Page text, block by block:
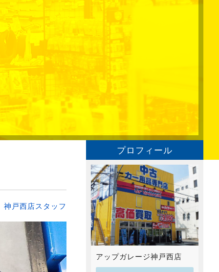
神戸西店スタッフ
プロフィール
アップガレージ神戸西店